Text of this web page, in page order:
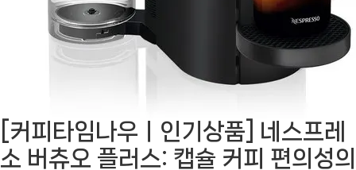
[커피타임나우ㅣ인기상품] 네스프레
소 버츄오 플러스: 캡슐 커피 편의성의